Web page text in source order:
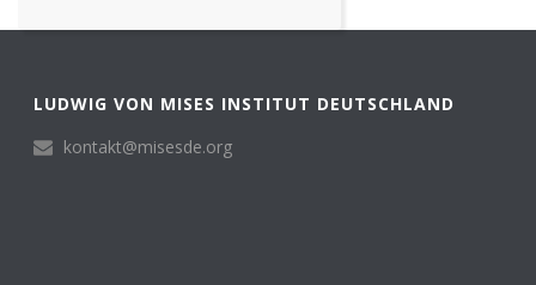
LUDWIG VON MISES INSTITUT DEUTSCHLAND
kontakt@misesde.org